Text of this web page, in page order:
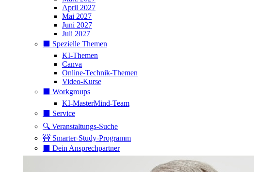
April 2027
Mai 2027
Juni 2027
Juli 2027
⬛️ Spezielle Themen
KI-Themen
Canva
Online-Technik-Themen
Video-Kurse
⬛️ Workgroups
KI-MasterMind-Team
⬛️ Service
🔍 Veranstaltungs-Suche
🚧 Smarter-Study-Programm
⬛️ Dein Ansprechpartner